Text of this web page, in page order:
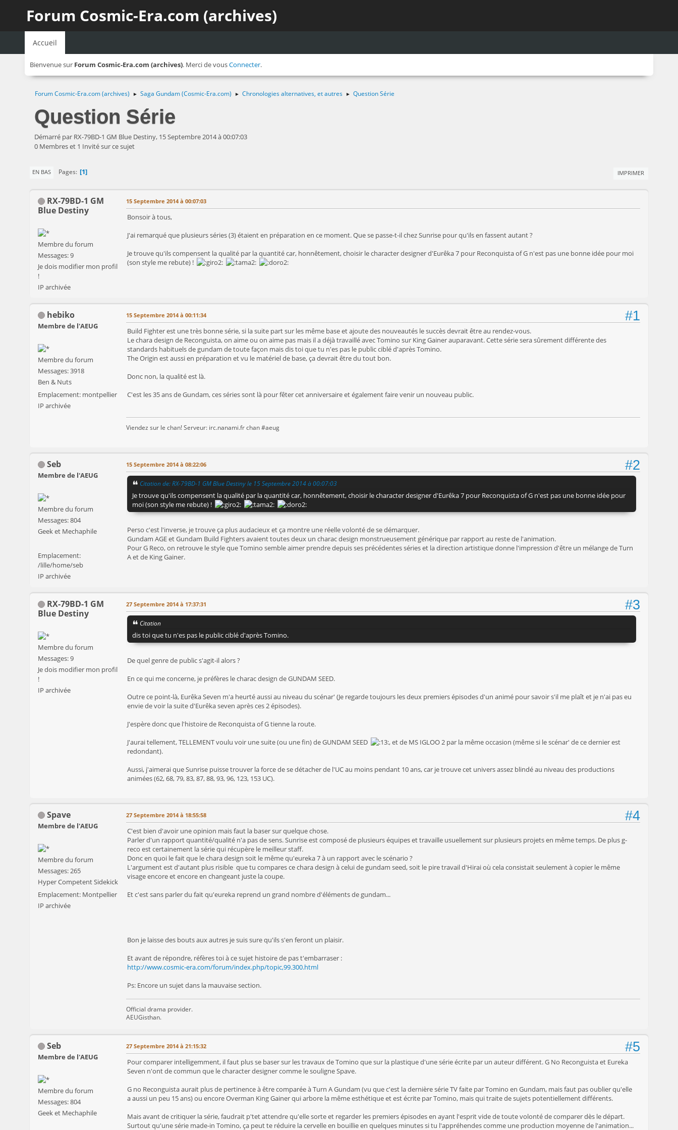
Forum Cosmic-Era.com (archives)
Accueil
Bienvenue sur Forum Cosmic-Era.com (archives). Merci de vousConnecter.
Forum Cosmic-Era.com (archives) ► Saga Gundam (Cosmic-Era.com) ► Chronologies alternatives, et autres ► Question Série
Question Série
Démarré par RX-79BD-1 GM Blue Destiny, 15 Septembre 2014 à 00:07:03
0 Membres et 1 Invité sur ce sujet
IMPRIMER
EN BAS Pages 1
RX-79BD-1 GM
Blue Destiny
Membre du forum
Messages: 9
Je dois modifier mon profil
!
IP archivée
15 Septembre 2014 à 00:07:03
Bonsoir à tous,
J'ai remarqué que plusieurs séries (3) étaient en préparation en ce moment. Que se passe-t-il chez Sunrise pour qu'ils en fassent autant ?
Je trouve qu'ils compensent la qualité par la quantité car, honnêtement, choisir le character designer d'Eurêka 7 pour Reconquista of G n'est pas une bonne idée pour moi
(son style me rebute) !
hebiko
Membre de l'AEUG
Membre du forum
Messages: 3918
Ben & Nuts
Emplacement: montpellier
IP archivée
#1
15 Septembre 2014 à 00:11:34
Build Fighter est une très bonne série, si la suite part sur les même base et ajoute des nouveautés le succès devrait être au rendez-vous.
Le chara design de Reconguista, on aime ou on aime pas mais il a déjà travaillé avec Tomino sur King Gainer auparavant. Cette série sera sûrement différente des
standards habituels de gundam de toute façon mais dis toi que tu n'es pas le public ciblé d'après Tomino.
The Origin est aussi en préparation et vu le matériel de base, ça devrait être du tout bon.
Donc non, la qualité est là.
C'est les 35 ans de Gundam, ces séries sont là pour fêter cet anniversaire et également faire venir un nouveau public.
Viendez sur le chan! Serveur: irc.nanami.fr chan #aeug
Seb
Membre de l'AEUG
Membre du forum
Messages: 804
Geek et Mechaphile
Emplacement:
/lille/home/seb
IP archivée
#2
15 Septembre 2014 à 08:22:06
Citation de: RX-79BD-1 GM Blue Destiny le 15 Septembre 2014 à 00:07:03
Je trouve qu'ils compensent la qualité par la quantité car, honnêtement, choisir le character designer d'Eurêka 7 pour Reconquista of G n'est pas une bonne idée pour
moi (son style me rebute) !
Perso c'est l'inverse, je trouve ça plus audacieux et ça montre une réelle volonté de se démarquer.
Gundam AGE et Gundam Build Fighters avaient toutes deux un charac design monstrueusement générique par rapport au reste de l'animation.
Pour G Reco, on retrouve le style que Tomino semble aimer prendre depuis ses précédentes séries et la direction artistique donne l'impression d'être un mélange de Turn
A et de King Gainer.
RX-79BD-1 GM
Blue Destiny
Membre du forum
Messages: 9
Je dois modifier mon profil
!
IP archivée
#3
27 Septembre 2014 à 17:37:31
Citation
dis toi que tu n'es pas le public ciblé d'après Tomino.
De quel genre de public s'agit-il alors ?
En ce qui me concerne, je préfères le charac design de GUNDAM SEED.
Outre ce point-là, Eurêka Seven m'a heurté aussi au niveau du scénar' (Je regarde toujours les deux premiers épisodes d'un animé pour savoir s'il me plaît et je n'ai pas eu
envie de voir la suite d'Eurêka seven après ces 2 épisodes).
J'espère donc que l'histoire de Reconquista of G tienne la route.
J'aurai tellement, TELLEMENT voulu voir une suite (ou une fin) de GUNDAM SEED
, et de MS IGLOO 2 par la même occasion (même si le scénar' de ce dernier est
redondant).
Aussi, j'aimerai que Sunrise puisse trouver la force de se détacher de l'UC au moins pendant 10 ans, car je trouve cet univers assez blindé au niveau des productions
animées (62, 68, 79, 83, 87, 88, 93, 96, 123, 153 UC).
Spave
Membre de l'AEUG
Membre du forum
Messages: 265
Hyper Competent Sidekick
Emplacement: Montpellier
IP archivée
#4
27 Septembre 2014 à 18:55:58
C'est bien d'avoir une opinion mais faut la baser sur quelque chose.
Parler d'un rapport quantité/qualité n'a pas de sens. Sunrise est composé de plusieurs équipes et travaille usuellement sur plusieurs projets en même temps. De plus g-
reco est certainement la série qui récupère le meilleur staff.
Donc en quoi le fait que le chara design soit le même qu'eureka 7 à un rapport avec le scénario ?
L'argument est d'autant plus risible que tu compares ce chara design à celui de gundam seed, soit le pire travail d'Hirai où cela consistait seulement à copier le même
visage encore et encore en changeant juste la coupe.
Et c'est sans parler du fait qu'eureka reprend un grand nombre d'éléments de gundam...
Bon je laisse des bouts aux autres je suis sure qu'ils s'en feront un plaisir.
Et avant de répondre, réfères toi à ce sujet histoire de pas t'embarraser :
http://www.cosmic-era.com/forum/index.php/topic,99.300.html
Ps: Encore un sujet dans la mauvaise section.
Official drama provider.
AEUGisthan.
Seb
Membre de l'AEUG
Membre du forum
Messages: 804
Geek et Mechaphile
#5
27 Septembre 2014 à 21:15:32
Pour comparer intelligemment, il faut plus se baser sur les travaux de Tomino que sur la plastique d'une série écrite par un auteur différent. G No Reconguista et Eureka
Seven n'ont de commun que le character designer comme le souligne Spave.
G no Reconguista aurait plus de pertinence à être comparée à Turn A Gundam (vu que c'est la dernière série TV faite par Tomino en Gundam, mais faut pas oublier qu'elle
a aussi un peu 15 ans) ou encore Overman King Gainer qui arbore la même esthétique et est écrite par Tomino, mais qui traite de sujets potentiellement différents.
Mais avant de critiquer la série, faudrait p'tet attendre qu'elle sorte et regarder les premiers épisodes en ayant l'esprit vide de toute volonté de comparer dès le départ.
Surtout qu'une série made-in Tomino, ça peut te réduire la cervelle en bouillie en quelques minutes si tu l'appréhendes comme une production moyenne de l'animation...